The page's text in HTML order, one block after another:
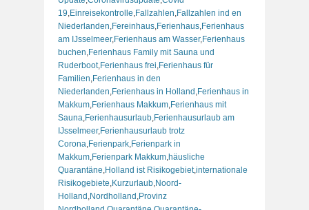
19 Einreisekontrolle Fallzahlen Fallzahlen ind en
Niederlanden Fereinhaus Ferienhaus Ferienhaus
am IJsselmeer, Ferienhaus am Wasser, Ferienhaus
buchen Ferienhaus Family mit Sauna und
Ruderboot, Ferienhaus frei Ferienhaus für
Familien Ferienhaus in den
Niederlanden Ferienhaus in Holland Ferienhaus in
Makkum Ferienhaus Makkum Ferienhaus mit
Sauna Ferienhausurlaub Ferienhausurlaub am
IJsselmeer, Ferienhausurlaub trotz
Corona Ferienpark Ferienpark in
Makkum Ferienpark Makkum häusliche
Quarantäne Holland ist Risikogebiet,internationale
Risikogebiete Kurzurlaub Noord-
Holland Nordholland Provinz